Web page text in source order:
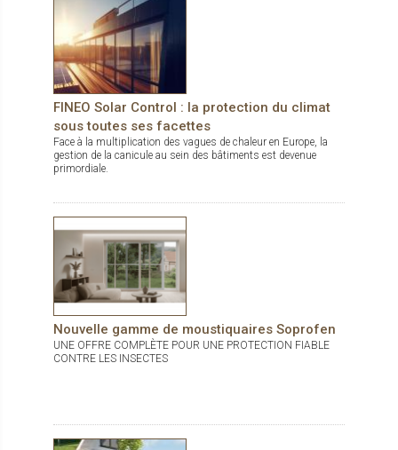
FINEO Solar Control : la protection du climat
sous toutes ses facettes
Face à la multiplication des vagues de chaleur en Europe, la
gestion de la canicule au sein des bâtiments est devenue
primordiale.
Nouvelle gamme de moustiquaires Soprofen
UNE OFFRE COMPLÈTE POUR UNE PROTECTION FIABLE
CONTRE LES INSECTES